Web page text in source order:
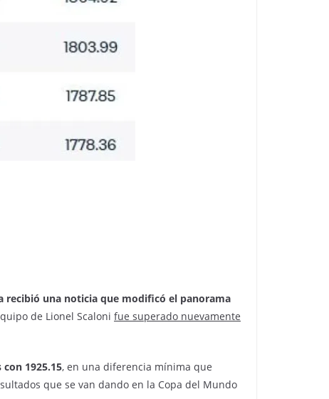
recibió una noticia que modificó el panorama
de Lionel Scaloni fue superado nuevamente
1925.15, en una diferencia mínima que
que se van dando en la Copa del Mundo